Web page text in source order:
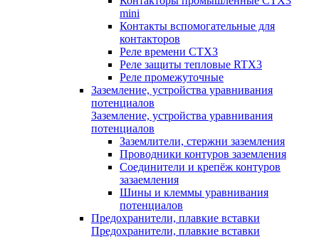
mini
Контакты вспомогательные для
контакторов
Реле времени CTX3
Реле защиты тепловые RTX3
Реле промежуточные
Заземление, устройства уравнивания
потенциалов
Заземление, устройства уравнивания
потенциалов
Заземлители, стержни заземления
Проводники контуров заземления
Соединители и крепёж контуров
зазаемления
Шины и клеммы уравнивания
потенциалов
Предохранители, плавкие вставки
Предохранители, плавкие вставки